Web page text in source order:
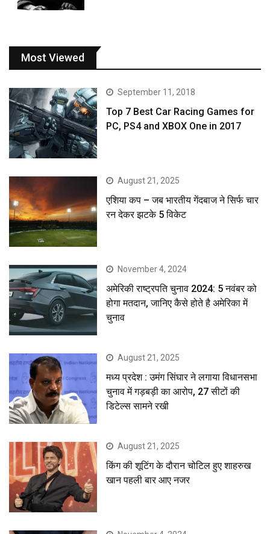
Most Viewed
September 11, 2018
Top 7 Best Car Racing Games for
PC, PS4 and XBOX One in 2017
August 21, 2025
एशिया कप – जब भारतीय गेंदबाज ने सिर्फ चार
रन देकर झटके 5 विकेट
November 4, 2024
अमेरिकी राष्ट्रपति चुनाव 2024: 5 नवंबर को
होगा मतदान, जानिए कैसे होते है अमेरिका में
चुनाव
August 21, 2025
मध्य प्रदेश : उमंग सिंघार ने लगाया विधानसभा
चुनाव में गड़बड़ी का आरोप, 27 सीटों की
डिटेल्स सामने रखी
August 21, 2025
किंग की शूटिंग के दौरान चोटिल हुए शाहरुख
खान पहली बार आए नजर